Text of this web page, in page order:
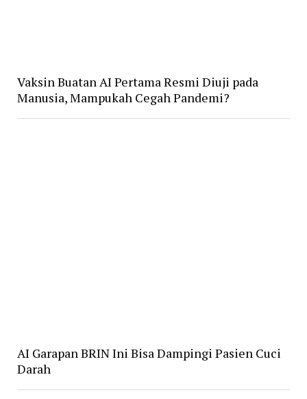
Vaksin Buatan AI Pertama Resmi Diuji pada
Manusia, Mampukah Cegah Pandemi?
AI Garapan BRIN Ini Bisa Dampingi Pasien Cuci
Darah